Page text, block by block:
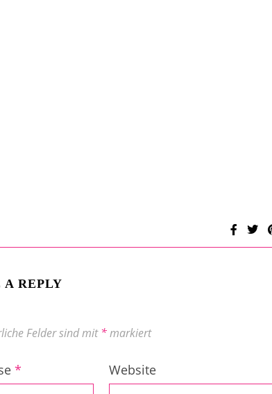
A REPLY
Felder sind mit*markiert
* Website